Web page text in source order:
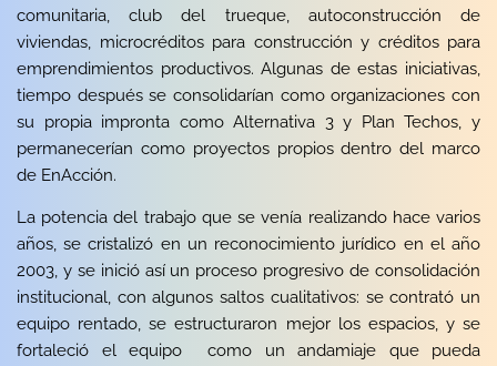
comunitaria, club del trueque, autoconstrucción de
viviendas, microcréditos para construcción y créditos para
emprendimientos productivos. Algunas de estas iniciativas,
tiempo después se consolidarían como organizaciones con
su propia impronta comoAlternativa 3y Plan Techos, y
permanecerían como proyectos propios dentro del marco
de EnAcción.
La potencia del trabajo que se venía realizando hace varios
años, se cristalizó en un reconocimiento jurídico en el año
2003, y se inició así un proceso progresivo de consolidación
institucional, con algunos saltos cualitativos: se contrató un
equipo rentado, se estructuraron mejor los espacios, y se
fortaleció el equipo como un andamiaje que pueda